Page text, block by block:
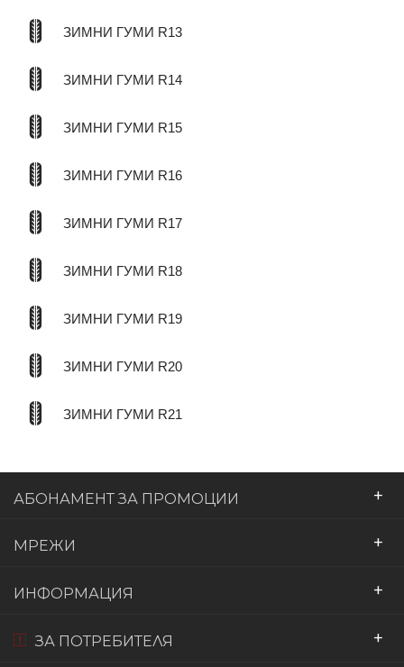
ЗИМНИ ГУМИ R13
ЗИМНИ ГУМИ R14
ЗИМНИ ГУМИ R15
ЗИМНИ ГУМИ R16
ЗИМНИ ГУМИ R17
ЗИМНИ ГУМИ R18
ЗИМНИ ГУМИ R19
ЗИМНИ ГУМИ R20
ЗИМНИ ГУМИ R21
АБОНАМЕНТ ЗА ПРОМОЦИИ +
МРЕЖИ +
ИНФОРМАЦИЯ +
ЗА ПОТРЕБИТЕЛЯ +